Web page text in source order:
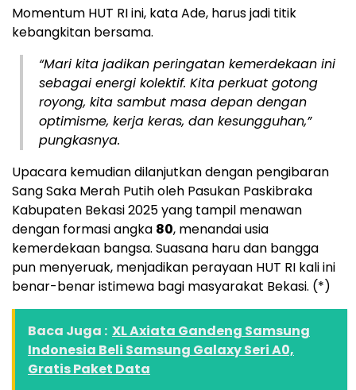
Momentum HUT RI ini, kata Ade, harus jadi titik
kebangkitan bersama.
“Mari kita jadikan peringatan kemerdekaan ini
sebagai energi kolektif. Kita perkuat gotong
royong, kita sambut masa depan dengan
optimisme, kerja keras, dan kesungguhan,”
pungkasnya.
Upacara kemudian dilanjutkan dengan pengibaran
Sang Saka Merah Putih oleh Pasukan Paskibraka
Kabupaten Bekasi 2025 yang tampil menawan
dengan formasi angka 80, menandai usia
kemerdekaan bangsa. Suasana haru dan bangga
pun menyeruak, menjadikan perayaan HUT RI kali ini
benar-benar istimewa bagi masyarakat Bekasi. (*)
Baca Juga : XL Axiata Gandeng Samsung
Indonesia Beli Samsung Galaxy Seri A0,
Gratis Paket Data